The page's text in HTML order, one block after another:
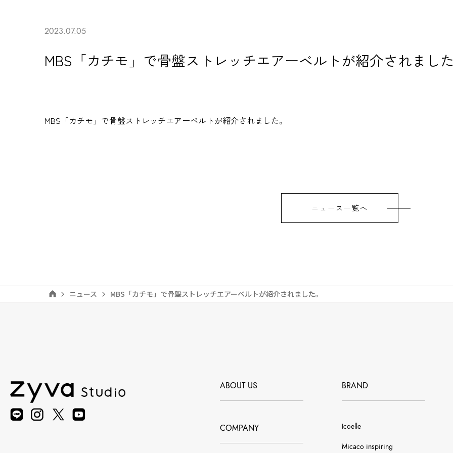
2023.07.05
MBS「カチモ」で骨盤ストレッチエアーベルトが紹介されまし
MBS「カチモ」で骨盤ストレッチエアーベルトが紹介されました。
ニュース一覧へ
ニュース MBS「カチモ」で骨盤ストレッチエアーベルトが紹介されました。
ABOUT US
COMPANY
BRAND
Icoelle
Micaco inspiring